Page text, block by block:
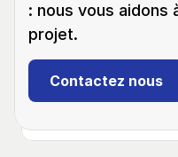
Débutant
Dodge Ram
(2008 - 2019)
Programmation en
: nous vous
projet.
Contactez nous